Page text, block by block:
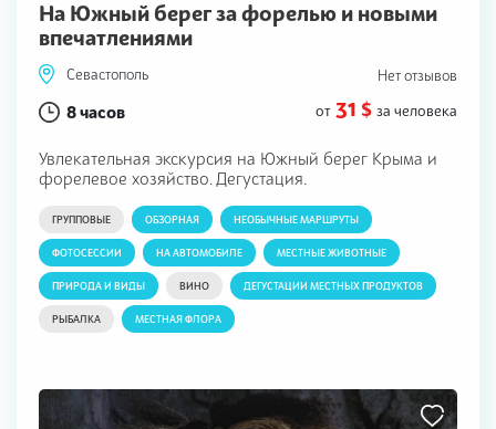
На Южный берег за форелью и новыми
впечатлениями
Севастополь Нет отзывов
8 часов от 31 $ за человека
Увлекательная экскурсия на Южный берег Крыма и
форелевое хозяйство. Дегустация.
ГРУППОВЫЕ ОБЗОРНАЯ НЕОБЫЧНЫЕ МАРШРУТЫ
ФОТОСЕССИИ НА АВТОМОБИЛЕ МЕСТНЫЕ ЖИВОТНЫЕ
ПРИРОДА И ВИДЫ ВИНО ДЕГУСТАЦИИ МЕСТНЫХ ПРОДУКТОВ
РЫБАЛКА МЕСТНАЯ ФЛОРА